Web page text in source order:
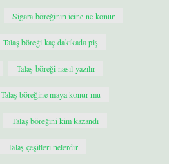
Sigara böreğinin icine ne konur
Talaş böreği kaç dakikada piş
Talaş böreği nasıl yazılır
Talaş böreğine maya konur mu
Talaş böreğini kim kazandı
Talaş çeşitleri nelerdir